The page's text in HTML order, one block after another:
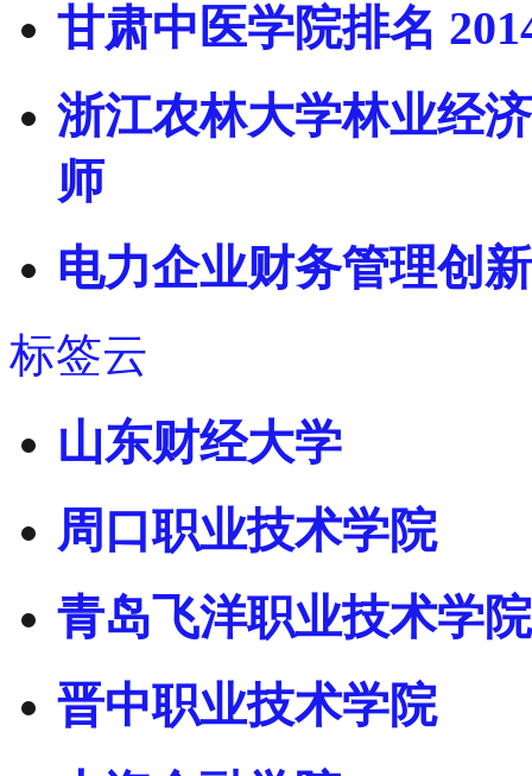
甘肃中医学院排名
浙江农林大学林业经
师
电力企业财务管理创
标签云
山东财经大学
周口职业技术学院
青岛飞洋职业技术学院
晋中职业技术学院